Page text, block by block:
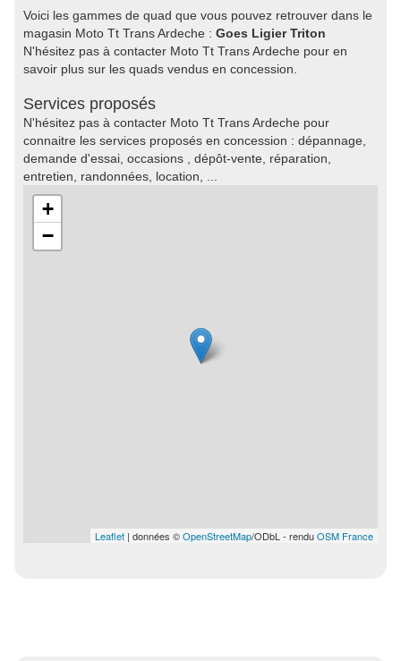
Voici les gammes de quad que vous pouvez retrouver dans le
magasin Moto Tt Trans Ardeche : Goes Ligier Triton
N'hésitez pas à contacter Moto Tt Trans Ardeche pour en
savoir plus sur les quads vendus en concession.
Services proposés
N'hésitez pas à contacter Moto Tt Trans Ardeche pour
connaitre les services proposés en concession : dépannage,
demande d'essai, occasions , dépôt-vente, réparation,
entretien, randonnées, location, ...
+
−
Leaflet | données ©OpenStreetMap/ODbL - renduOSM France